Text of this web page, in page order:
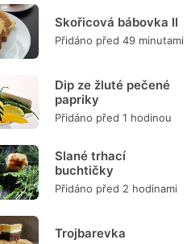
Skořicová bábovka II
Přidáno před 49 minutami
Dip ze žluté pečené
papriky
Přidáno před 1 hodinou
Slané trhací
buchtičky
Přidáno před 2 hodinami
Trojbarevka